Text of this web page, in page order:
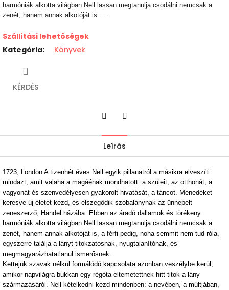
harmóniák alkotta világban Nell lassan megtanulja csodálni nemcsak a
zenét, hanem annak alkotóját is......
Szállítási lehetőségek
Kategória: Könyvek
KÉRDÉS
Leírás
1723, London A tizenhét éves Nell egyik pillanatról a másikra elveszíti
mindazt, amit valaha a magáénak mondhatott: a szüleit, az otthonát, a
vagyonát és szenvedélyesen gyakorolt hivatását, a táncot. Menedéket
keresve új életet kezd, és elszegődik szobalánynak az ünnepelt
zeneszerző, Händel házába. Ebben az áradó dallamok és törékeny
harmóniák alkotta világban Nell lassan megtanulja csodálni nemcsak a
zenét, hanem annak alkotóját is, a férfi pedig, noha semmit nem tud róla,
egyszerre találja a lányt titokzatosnak, nyugtalanítónak, és
megmagyarázhatatlanul ismerősnek.
Kettejük szavak nélkül formálódó kapcsolata azonban veszélybe kerül,
amikor napvilágra bukkan egy régóta eltemetettnek hitt titok a lány
származásáról. Nell kételkedni kezd mindenben: a nevében, a múltjában,